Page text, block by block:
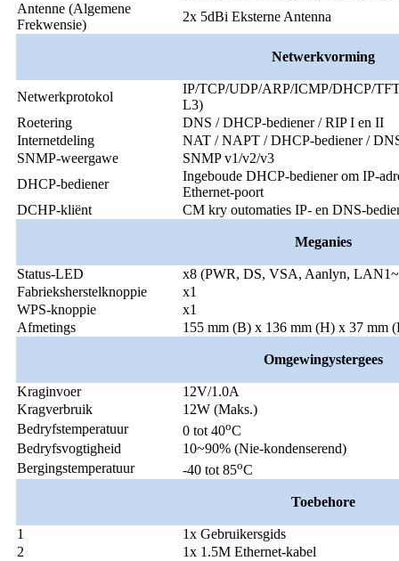
Antenne (Algemene
Frekwensie)
2x 5dBi Eksterne Antenna
Netwerkvorming
Netwerkprotokol
IP/TCP/UDP/ARP/ICMP/DHCP/
L3)
Roetering
DNS / DHCP-bediener / RIP I en II
Internetdeling
NAT / NAPT / DHCP-bediener /
SNMP-weergawe
SNMP v1/v2/v3
DHCP-bediener
Ingeboude DHCP-bediener om IP-
Ethernet-poort
DCHP-kliënt
CM kry outomaties IP- en DNS-
Meganies
Status-LED
x8 (PWR, DS, VSA, Aanlyn,
Fabrieksherstelknoppie
x1
WPS-knoppie
x1
Afmetings
155 mm (B) x 136 mm (H) x 37 mm
Omgewingystergees
Kraginvoer
12V/1.0A
Kragverbruik
12W (Maks.)
Bedryfstemperatuur
0 tot 40oC
Bedryfsvogtigheid
10~90% (Nie-kondenserend)
Bergingstemperatuur
-40 tot 85oC
Toebehore
1
1x Gebruikersgids
2
1x 1.5M Ethernet-kabel